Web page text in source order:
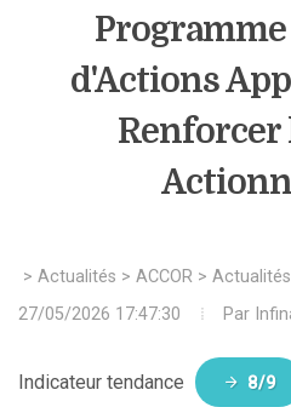
Programme
d'Actions
Renforcer
> Actualités > ACCOR > Actualités
27/05/2026 17:47:30
Par
Indicateur tendance 8/9